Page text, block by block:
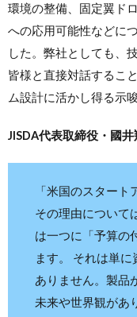
環境の整備、固定翼ド
への応用可能性などに
した。弊社としても、
皆様と直接対話するこ
ム設計に活かし得る示
JISDA代表取締役・國井
「米国のスタート
その理由について
は一つに「予算の
ます。 それは単
ありません。製品
未来や世界観があ